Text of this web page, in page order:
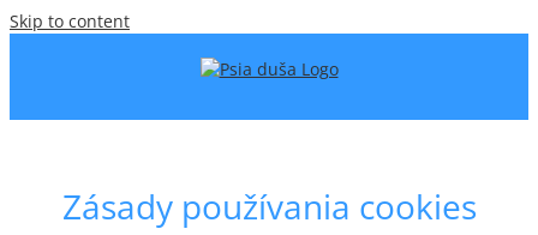
Skip to content
Zásady používania cookies